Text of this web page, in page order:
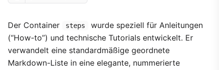
Der Container steps
wurde speziell für Anleitungen
(“How-to”) und technische Tutorials entwickelt. Er
verwandelt eine standardmäßige geordnete
Markdown-Liste in eine elegante, nummerierte
Detaillierte Implementierung
Fortgeschrittene Verschachtelung